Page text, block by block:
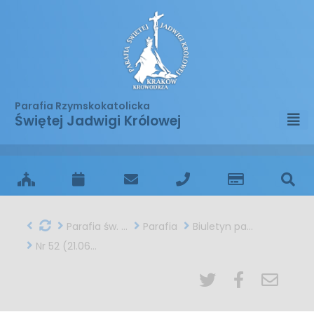
Parafia Rzymskokatolicka
Świętej Jadwigi Królowej
Parafia św. Jadwigi w Krakowie Parafia
Biuletyn parafialny
Nr 52 (21.06.2015)